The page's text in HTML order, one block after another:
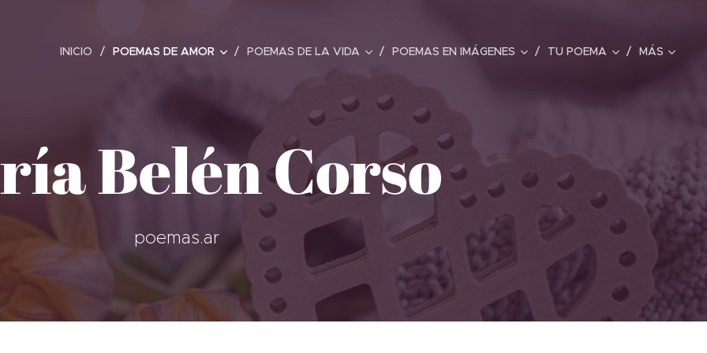
INICIO POEMAS DE AMOR POEMAS DE LA VIDA POEMAS EN IMÁGENES TU POEMA MÁS
Belén Corso
poemas.ar